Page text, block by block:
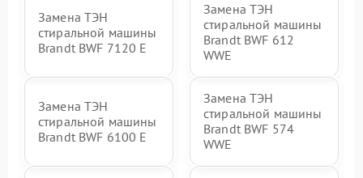
Замена ТЭН
стиральной машины
Brandt BWF 7120 E
Замена ТЭН
стиральной машины
Brandt BWF 612
WWE
Замена ТЭН
стиральной машины
Brandt BWF 6100 E
Замена ТЭН
стиральной машины
Brandt BWF 574
WWE